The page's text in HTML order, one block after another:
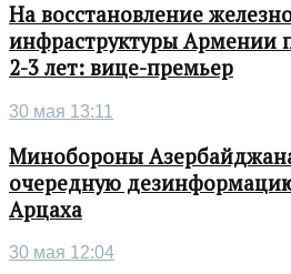
На восстановление
инфраструктуры Армении
2-3 лет: вице-премьер
30 мая 13:11
Минобороны
очередную
Арцаха
30 мая 12:04